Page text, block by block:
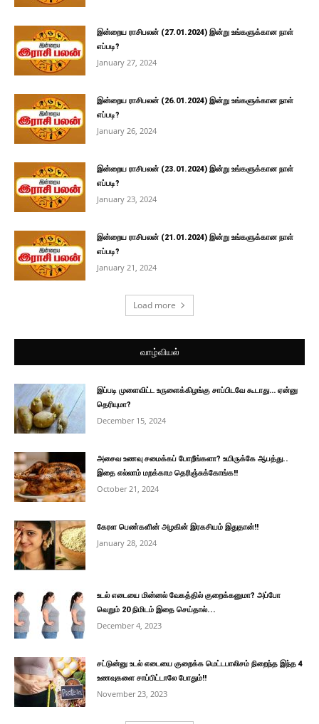
இன்றைய ராசிபலன் (27.01.2024) இன்று உங்களுக்கான நாள்
எப்படி?
January 27, 2024
இன்றைய ராசிபலன் (26.01.2024) இன்று உங்களுக்கான நாள்
எப்படி?
January 26, 2024
இன்றைய ராசிபலன் (23.01.2024) இன்று உங்களுக்கான நாள்
எப்படி?
January 23, 2024
இன்றைய ராசிபலன் (21.01.2024) இன்று உங்களுக்கான நாள்
எப்படி?
January 21, 2024
Load more
வாழ்வியல்
இப்படி முளைவிட்ட உருளைக்கிழங்கு சாப்பிடவே கூடாது… ஏன்னு
தெரியுமா?
December 15, 2024
அசைவ உணவு சமைக்கப் போறீங்களா? உயிருக்கே ஆபத்து..
இதை எல்லாம் மறக்காம தெரிஞ்சுக்கோங்க!!
October 21, 2024
கேரள பெண்களின் அழகின் இரகசியம் இதுதான்!!
January 28, 2024
உடல் எடையை மின்னல் வேகத்தில் குறைக்கனுமா? அப்போ
வெறும் 20 நிமிடம் இதை செய்தால்...
December 4, 2023
சட்டுன்னு உடல் எடையை குறைக்க மெட்டபாலிசம் நிறைந்த இந்த 4
உணவுகளை சாப்பிட்டாலே போதும்!!
November 23, 2023